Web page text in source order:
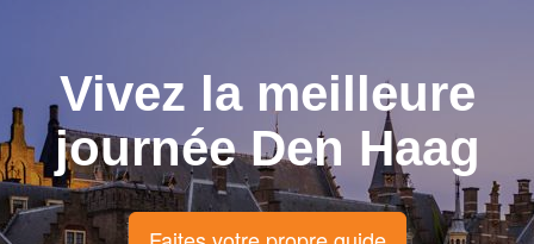
Vivez la meilleure
journée Den Haag